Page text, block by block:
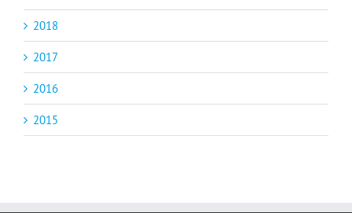
2018
2017
2016
2015